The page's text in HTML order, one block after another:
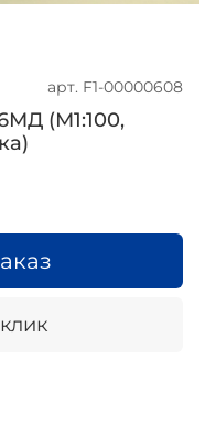
арт. F1-00000608
(М1:100,